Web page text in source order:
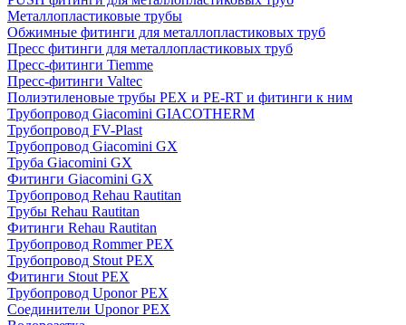
Металлопластиковые трубы
Обжимные фитинги для металлопластиковых труб
Пресс фитинги для металлопластиковых труб
Пресс-фитинги Tiemme
Пресс-фитинги Valtec
Полиэтиленовые трубы PEX и PE-RT и фитинги к ним
Трубопровод Giacomini GIACOTHERM
Трубопровод FV-Plast
Трубопровод Giacomini GX
Труба Giacomini GX
Фитинги Giacomini GX
Трубопровод Rehau Rautitan
Трубы Rehau Rautitan
Фитинги Rehau Rautitan
Трубопровод Rommer PEX
Трубопровод Stout PEX
Фитинги Stout PEX
Трубопровод Uponor PEX
Соединители Uponor PEX